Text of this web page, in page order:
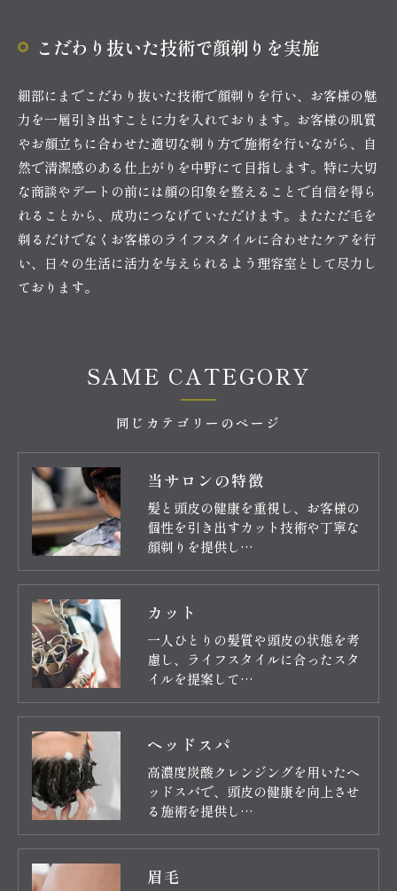
こだわり抜いた技術で顔剃りを実施
細部にまでこだわり抜いた技術で顔剃りを行い、お客様の魅
力を一層引き出すことに力を入れております。お客様の肌質
やお顔立ちに合わせた適切な剃り方で施術を行いながら、自
然で清潔感のある仕上がりを中野にて目指します。特に大切
な商談やデートの前には顔の印象を整えることで自信を得ら
れることから、成功につなげていただけます。またただ毛を
剃るだけでなくお客様のライフスタイルに合わせたケアを行
い、日々の生活に活力を与えられるよう理容室として尽力し
ております。
同じカテゴリーのページ
SAME CATEGORY
当サロンの特徴
髪と頭皮の健康を重視し、お客様の
個性を引き出すカット技術や丁寧な
顔剃りを提供し…
カット
一人ひとりの髪質や頭皮の状態を考
慮し、ライフスタイルに合ったスタ
イルを提案して…
ヘッドスパ
高濃度炭酸クレンジングを用いたヘ
ッドスパで、頭皮の健康を向上させ
る施術を提供し…
眉毛